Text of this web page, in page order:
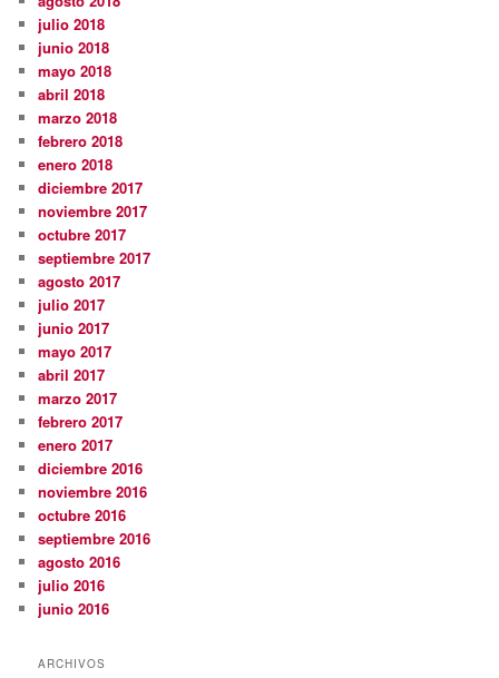
julio 2018
junio 2018
mayo 2018
abril 2018
marzo 2018
febrero 2018
enero 2018
diciembre 2017
noviembre 2017
octubre 2017
septiembre 2017
agosto 2017
julio 2017
junio 2017
mayo 2017
abril 2017
marzo 2017
febrero 2017
enero 2017
diciembre 2016
noviembre 2016
octubre 2016
septiembre 2016
agosto 2016
julio 2016
junio 2016
ARCHIVOS